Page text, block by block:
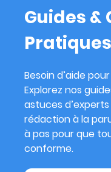
Guides &
Pratiques
Besoin d’aide
Explorez nos
astuces
rédaction à la
à pas pour que
conforme.